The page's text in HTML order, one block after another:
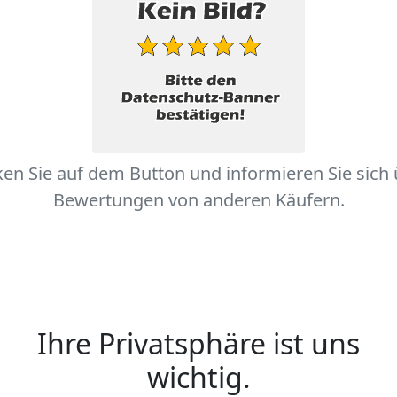
Sie auf dem Button und informieren Sie sich
Bewertungen von anderen Käufern.
Ihre Privatsphäre ist uns
wichtig.